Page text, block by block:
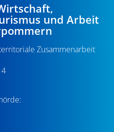
und Arbeit
Zusammenarbeit